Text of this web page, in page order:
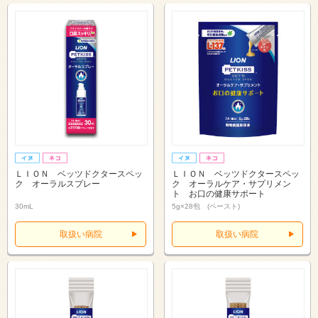
ＬＩＯＮ ベッツドクタースペッ
ク オーラルスプレー
30mL
取扱い病院
ＬＩＯＮ ベッツドクタースペッ
ク オーラルケア・サプリメン
ト お口の健康サポート
5g×28包 (ペースト)
取扱い病院